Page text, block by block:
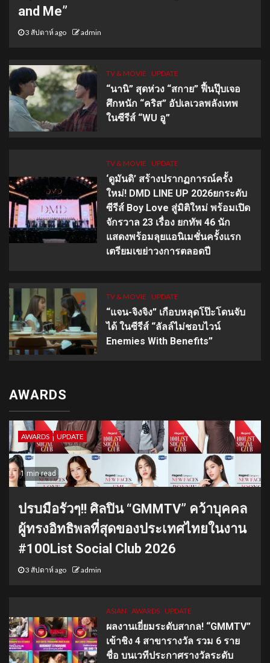
and Me”
3 สัปดาห์ ago admin
TV & MOVIE UPDATE
“นานิ” สุดห่วง “สกาย” ฟื้นปุ๊บเจอ
ศึกหนัก “คริส” อัปเลเวลพลังเทพ
ในซีรีส์ “WU อู”
TV & MOVIE UPDATE
‘ดูมันดิ’ สร้างปรากฏการณ์ครั้ง
ใหม่! DMD LINE UP 2026ยกระดับ
ซีรีส์ Boy Love สู่มิติใหม่ พร้อมเปิด
จักรวาล 23 เรื่อง ยกทัพ 46 นัก
แสดงพร้อมลุยแอนิเมชั่นครั้งแรก
เตรียมเขย่าวงการตลอดปี
TV & MOVIE UPDATE
“แจน-จิงจิง” เกือบหลุดโป๊ะโดนจับ
ได้ ในซีรีส์ “ลัลล์ไม่ชอบไวน์
Enemies With Benefits”
AWARDS
AWARDS UPDATE
1 min read
ปรบมือรัวๆ!! ศิลปิน “GMMTV” คว้าบุคคล
ผู้ทรงอิทธิพลที่สุดของประเทศไทยในงาน
#100List Social Club 2026
3 สัปดาห์ ago admin
ASIAN AWARDS UPDATE
ผลงานเยี่ยมระดับสากล! “GMMTV”
เข้าชิง 4 สาขารางวัล รวม 6 ราย
ชื่อ บนเวทีประกาศรางวัลระดับ